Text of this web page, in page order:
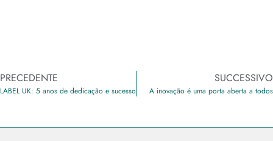
PRECEDENTE
LABEL UK: 5 anos de dedicação e sucesso
SUCCESSIVO
A inovação é uma porta aberta a todos